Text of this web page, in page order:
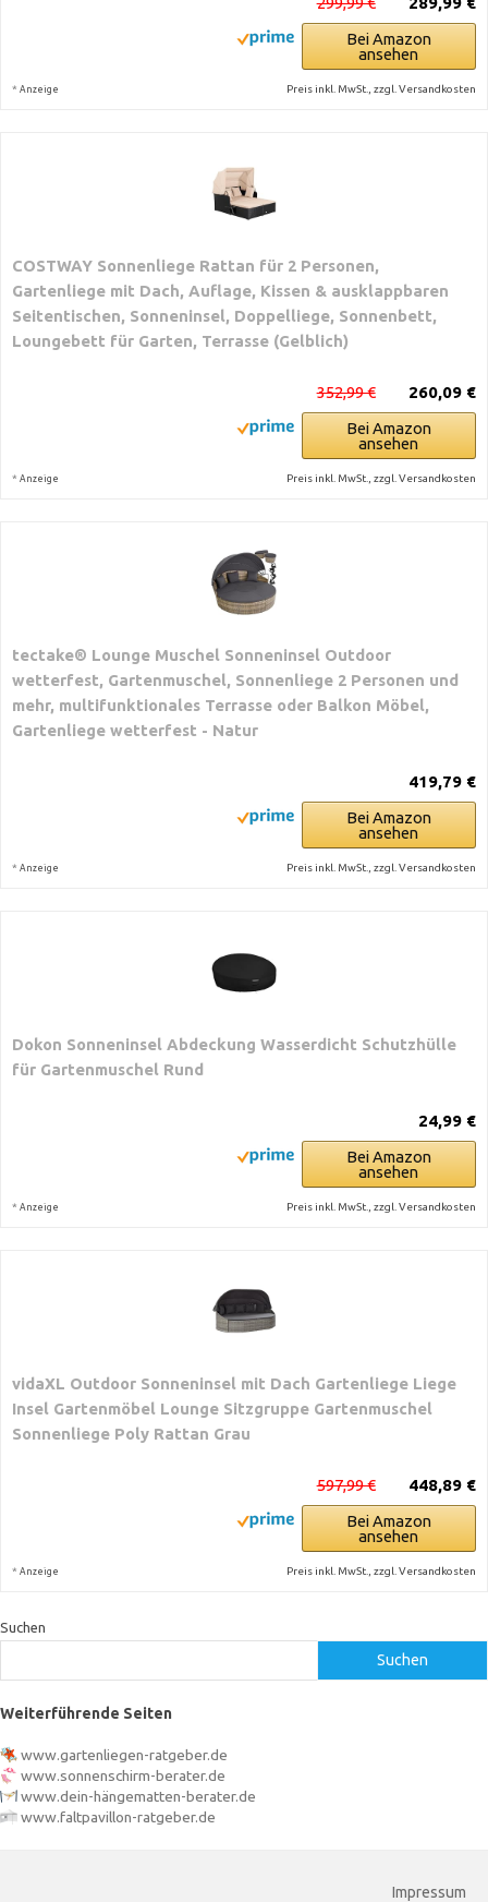
Bei Amazon
ansehen
* Anzeige Preis inkl. MwSt., zzgl. Versandkosten
COSTWAY Sonnenliege Rattan für 2 Personen,
Gartenliege mit Dach, Auflage, Kissen & ausklappbaren
Seitentischen, Sonneninsel, Doppelliege, Sonnenbett,
Loungebett für Garten, Terrasse (Gelblich)
260,09 €
352,99 €
Bei Amazon
ansehen
* Anzeige Preis inkl. MwSt., zzgl. Versandkosten
tectake® Lounge Muschel Sonneninsel Outdoor
wetterfest, Gartenmuschel, Sonnenliege 2 Personen und
mehr, multifunktionales Terrasse oder Balkon Möbel,
Gartenliege wetterfest - Natur
419,79 €
Bei Amazon
ansehen
* Anzeige Preis inkl. MwSt., zzgl. Versandkosten
Dokon Sonneninsel Abdeckung Wasserdicht Schutzhülle
für Gartenmuschel Rund
24,99 €
Bei Amazon
ansehen
* Anzeige Preis inkl. MwSt., zzgl. Versandkosten
vidaXL Outdoor Sonneninsel mit Dach Gartenliege Liege
Insel Gartenmöbel Lounge Sitzgruppe Gartenmuschel
Sonnenliege Poly Rattan Grau
448,89 €
597,99 €
Bei Amazon
ansehen
* Anzeige Preis inkl. MwSt., zzgl. Versandkosten
Suchen
Suchen
Weiterführende Seiten
www.gartenliegen-ratgeber.de
www.sonnenschirm-berater.de
www.dein-hängematten-berater.de
www.faltpavillon-ratgeber.de
Impressum